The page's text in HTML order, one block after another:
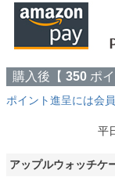
購入後【 350 ポ
ポイント進呈には会
平
アップルウォッチケ